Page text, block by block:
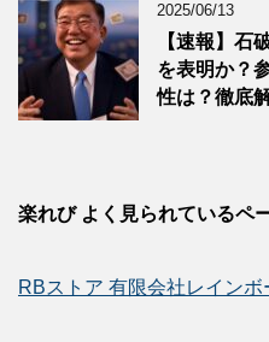
2025/06/13
【速報】石
を表明か？
性は？徹底
楽れび よく見られているペ
RBストア 有限会社レインボ